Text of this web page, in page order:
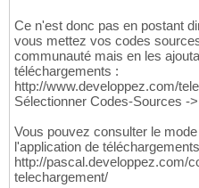
Ce n'est donc pas en postant
vous mettez vos codes
communauté mais en les
téléchargements :
http://www.developpez.com/
Sélectionner Codes-Sources -
Vous pouvez consulter le
l'application de téléchargements
http://pascal.developpez.com/
telechargement/